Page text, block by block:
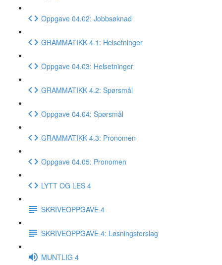
Oppgave 04.02: Jobbsøknad
GRAMMATIKK 4.1: Helsetninger
Oppgave 04.03: Helsetninger
GRAMMATIKK 4.2: Spørsmål
Oppgave 04.04: Spørsmål
GRAMMATIKK 4.3: Pronomen
Oppgave 04.05: Pronomen
LYTT OG LES 4
SKRIVEOPPGAVE 4
SKRIVEOPPGAVE 4: Løsningsforslag
MUNTLIG 4